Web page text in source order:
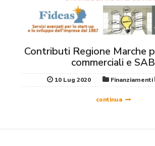
Contributi Regione Marche
commerciali e SAB
10 Lug 2020 Finanziamenti
continua